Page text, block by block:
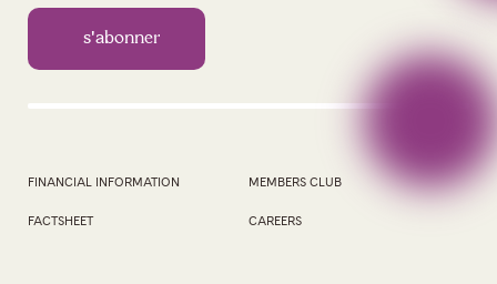
FINANCIAL INFORMATION
FACTSHEET
MEMBERS CLUB
CAREERS